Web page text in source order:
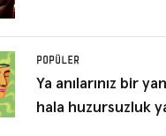
POPÜLER
Ya anılarınız bir
hala huzursuzluk